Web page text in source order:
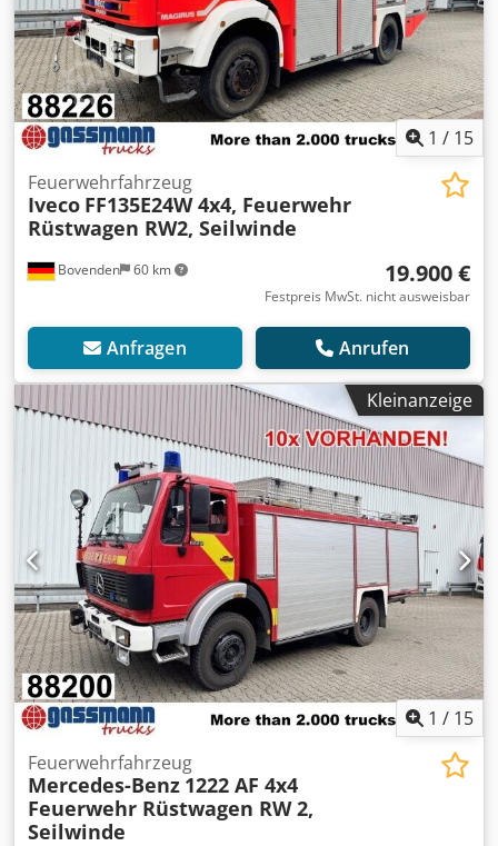
1 / 15
Bovenden 60 km
Feuerwehrfahrzeug
Iveco FF135E24W 4x4, Feuerwehr
Rüstwagen RW2, Seilwinde
19.900 €
Festpreis MwSt. nicht ausweisbar
Anfragen Anrufen
Kleinanzeige
1 / 15
Feuerwehrfahrzeug
Mercedes-Benz 1222 AF 4x4
Feuerwehr Rüstwagen RW 2,
Seilwinde